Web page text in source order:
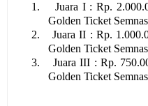
1.
Juara I : Rp. 2.0
Golden Ticket Semnas
2.
Juara II : Rp. 1.0
Golden Ticket Semnas
3.
Juara III :Rp. 750
Golden Ticket Semnas